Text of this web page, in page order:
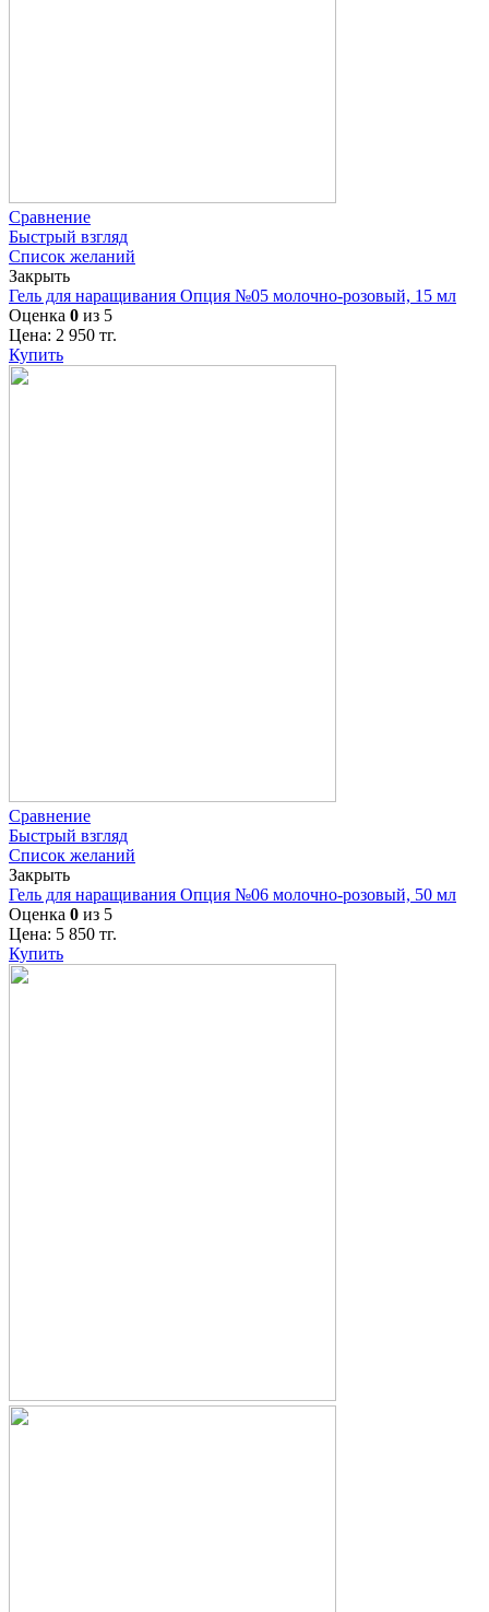
Сравнение
Быстрый взгляд
Список желаний
Закрыть
Гель для наращивания Опция №05 молочно-розовый, 15 мл
Оценка 0 из 5
Цена: 2 950 тг.
Купить
Сравнение
Быстрый взгляд
Список желаний
Закрыть
Гель для наращивания Опция №06 молочно-розовый, 50 мл
Оценка 0 из 5
Цена: 5 850 тг.
Купить